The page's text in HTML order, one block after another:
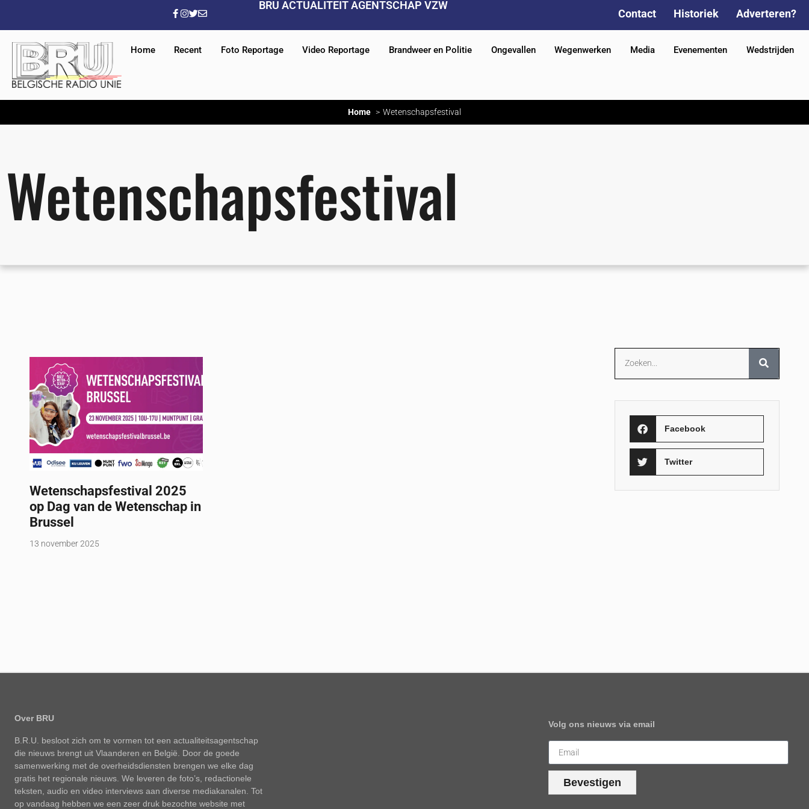
BRU ACTUALITEIT AGENTSCHAP VZW
Contact Historiek Adverteren?
Home Recent Foto Reportage Video Reportage Brandweer en Politie Ongevallen Wegenwerken Media Evenementen Wedstrijden
Home Wetenschapsfestival
Wetenschapsfestival
Wetenschapsfestival 2025
op Dag van de Wetenschap in
Brussel
13 november 2025
Facebook
Twitter
Over BRU
B.R.U. besloot zich om te vormen tot een actualiteitsagentschap
die nieuws brengt uit Vlaanderen en België. Door de goede
samenwerking met de overheidsdiensten brengen we elke dag
gratis het regionale nieuws. We leveren de foto’s, redactionele
teksten, audio en video interviews aan diverse mediakanalen. Tot
op vandaag hebben we een zeer druk bezochte website met
Volg ons nieuws via email
Bevestigen